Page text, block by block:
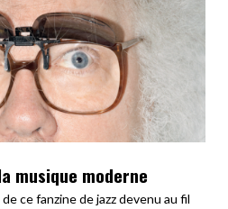
musique moderne
ce fanzine de jazz devenu au fil